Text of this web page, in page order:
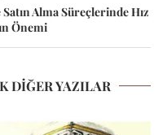
Alma Süreçlerinde Hız
Önemi
DIĞER YAZILAR